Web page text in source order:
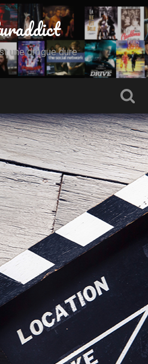
une drogue dure